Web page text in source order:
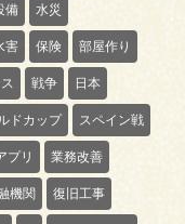
備 水災
害 保険 部屋作り
戦争 日本
ドカップ スペイン戦
プリ 業務改善
機関 復旧工事